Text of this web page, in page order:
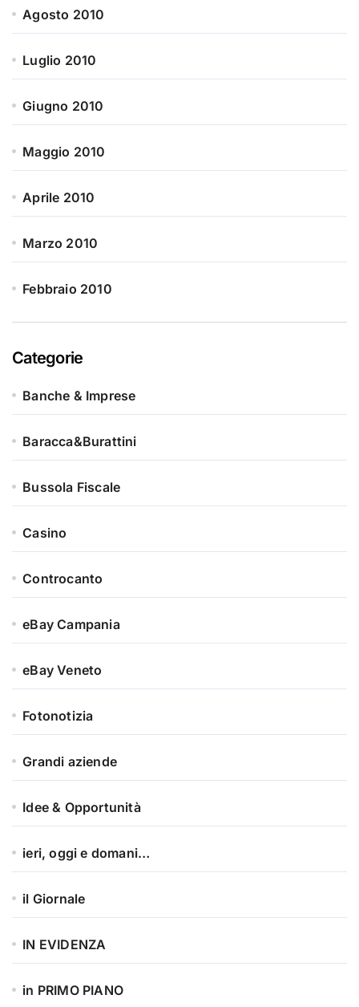
Agosto 2010
Luglio 2010
Giugno 2010
Maggio 2010
Aprile 2010
Marzo 2010
Febbraio 2010
Categorie
Banche & Imprese
Baracca&Burattini
Bussola Fiscale
Casino
Controcanto
eBay Campania
eBay Veneto
Fotonotizia
Grandi aziende
Idee & Opportunità
ieri, oggi e domani…
il Giornale
IN EVIDENZA
in PRIMO PIANO